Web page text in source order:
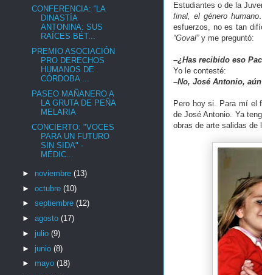
Estudiantes o de la
final, el género
esfuerzos, no es tan
“Goval” y me preguntó:
–¿Has recibido eso
Yo le contesté:
–No, José Antonio,
Pero hoy si. Para mí el
de José Antonio. Ya
obras de arte salidas de
CONFERENCIA: “LA
DINASTÍA
ANTONINA: SUS
RAÍCES BÉT...
PREMIO ASOCIACIÓN
PRO DERECHOS
HUMANOS DE
CÓRDOBA ...
PASEO MAÑANERO A
LA GRUTA DE PEÑA
MELARIA
CONCIERTO: "VOCES
PARA UN FUTURO
SIN SIDA" -
MÉDIC...
► noviembre (13)
► octubre (10)
► septiembre (12)
► agosto (17)
► julio (9)
► junio (8)
► mayo (18)